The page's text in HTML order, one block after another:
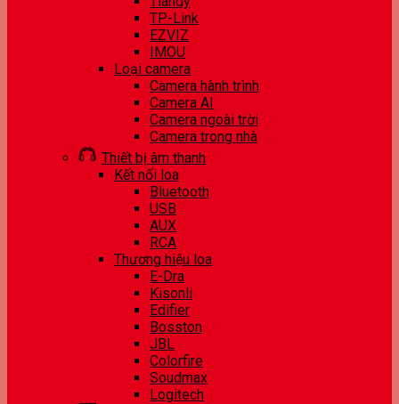
TP-Link
EZVIZ
IMOU
Loại camera
Camera hành trình
Camera AI
Camera ngoài trời
Camera trong nhà
Thiết bị âm thanh
Kết nối loa
Bluetooth
USB
AUX
RCA
Thương hiệu loa
E-Dra
Kisonli
Edifier
Bosston
JBL
Colorfire
Soudmax
Logitech